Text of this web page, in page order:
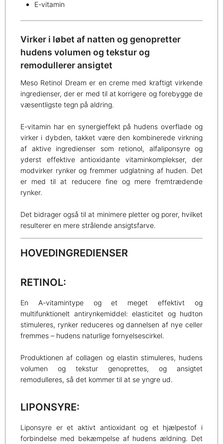
E-vitamin
Virker i løbet af natten og genopretter
hudens volumen og tekstur og
remodullerer ansigtet
Meso Retinol Dream er en creme med kraftigt virkende
ingredienser, der er med til at korrigere og forebygge de
væsentligste tegn på aldring.
E-vitamin har en synergieffekt på hudens overflade og
virker i dybden, takket være den kombinerede virkning
af aktive ingredienser som retionol, alfaliponsyre og
yderst effektive antioxidante vitaminkomplekser, der
modvirker rynker og fremmer udglatning af huden. Det
er med til at reducere fine og mere fremtrædende
rynker.
Det bidrager også til at minimere pletter og porer, hvilket
resulterer en mere strålende ansigtsfarve.
HOVEDINGREDIENSER
RETINOL:
En A-vitamintype og et meget effektivt og
multifunktionelt antirynkemiddel: elasticitet og hudton
stimuleres, rynker reduceres og dannelsen af nye celler
fremmes – hudens naturlige fornyelsescirkel.
Produktionen af collagen og elastin stimuleres, hudens
volumen og tekstur genoprettes, og ansigtet
remodulleres, så det kommer til at se yngre ud.
LIPONSYRE:
Liponsyre er et aktivt antioxidant og et hjælpestof i
forbindelse med bekæmpelse af hudens ældning. Det